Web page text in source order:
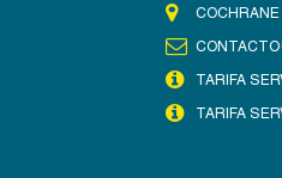
TARIFA
TARIFA